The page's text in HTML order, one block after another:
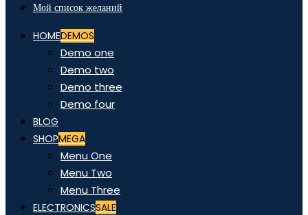
Мой список желаний
HOMEDEMOS
Demo one
Demo two
Demo three
Demo four
BLOG
SHOPMEGA
Menu One
Menu Two
Menu Three
ELECTRONICSSALE